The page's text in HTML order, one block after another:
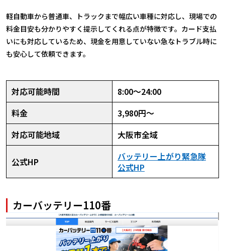
軽自動車から普通車、トラックまで幅広い車種に対応し、現場での
料金目安も分かりやすく提示してくれる点が特徴です。カード支払
いにも対応しているため、現金を用意していない急なトラブル時に
も安心して依頼できます。
対応可能時間
8:00～24:00
料金
3,980円～
対応可能地域
大阪市全域
公式HP
バッテリー上がり緊急隊
公式HP
カーバッテリー110番